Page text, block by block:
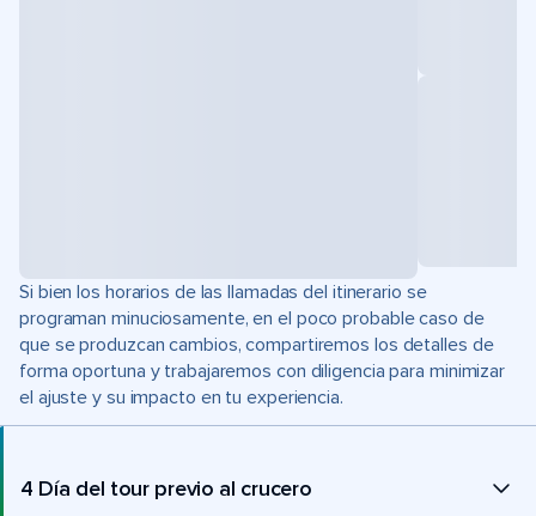
Si bien los horarios de las llamadas del itinerario se
programan minuciosamente, en el poco probable caso de
que se produzcan cambios, compartiremos los detalles de
forma oportuna y trabajaremos con diligencia para minimizar
el ajuste y su impacto en tu experiencia.
4 Día del tour previo al crucero